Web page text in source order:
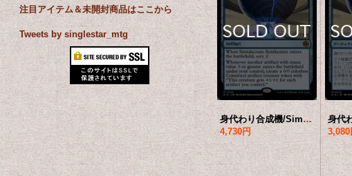
注目アイテム＆未開封商品はここから
Tweets by singlestar_mtg
身代わり合成機/Simulacrum Synthesizer 【英語版】 [BIG-青MR]
4,730円
3,080